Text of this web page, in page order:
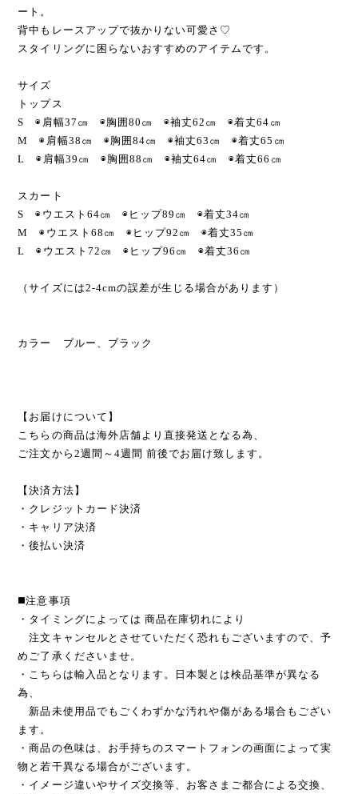
ート。
背中もレースアップで抜かりない可愛さ♡
スタイリングに困らないおすすめのアイテムです。
サイズ
トップス
S ◉肩幅37㎝ ◉胸囲80㎝ ◉袖丈62㎝ ◉着丈64㎝
M ◉肩幅38㎝ ◉胸囲84㎝ ◉袖丈63㎝ ◉着丈65㎝
L ◉肩幅39㎝ ◉胸囲88㎝ ◉袖丈64㎝ ◉着丈66㎝
スカート
S ◉ウエスト64㎝ ◉ヒップ89㎝ ◉着丈34㎝
M ◉ウエスト68㎝ ◉ヒップ92㎝ ◉着丈35㎝
L ◉ウエスト72㎝ ◉ヒップ96㎝ ◉着丈36㎝
（サイズには2-4cmの誤差が生じる場合があります）
カラー ブルー、ブラック
【お届けについて】
こちらの商品は海外店舗より直接発送となる為、
ご注文から2週間～4週間 前後でお届け致します。
【決済方法】
・クレジットカード決済
・キャリア決済
・後払い決済
◼️注意事項
・タイミングによっては 商品在庫切れにより
注文キャンセルとさせていただく恐れもございますので、予
めご了承くださいませ。
・こちらは輸入品となります。日本製とは検品基準が異なる
為、
新品未使用品でもごくわずかな汚れや傷がある場合もござい
ます。
・商品の色味は、お手持ちのスマートフォンの画面によって実
物と若干異なる場合がございます。
・イメージ違いやサイズ交換等、お客さまご都合による交換、